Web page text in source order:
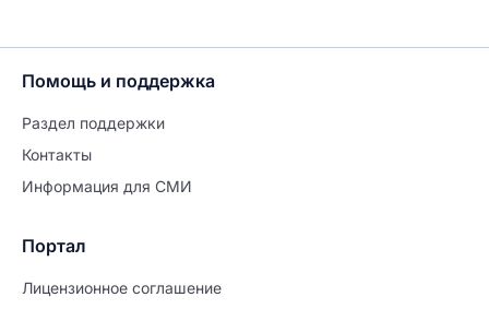
Помощь и поддержка
Раздел поддержки
Контакты
Информация для СМИ
Портал
Лицензионное соглашение